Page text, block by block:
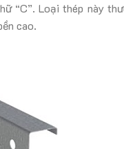
“C”. Loại thép này
cao.